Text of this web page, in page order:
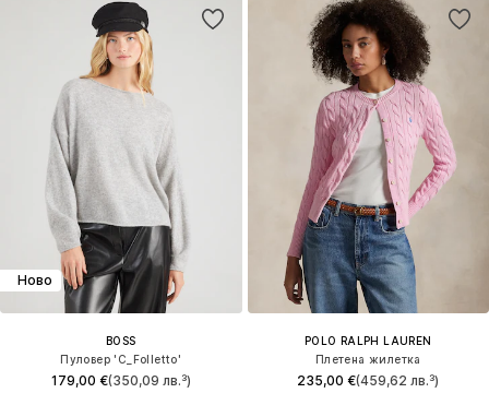
Ново
BOSS
Пуловер 'C_Folletto'
179,00 €(350,09 лв.³)
POLO RALPH LAUREN
Плетена жилетка
235,00 €(459,62 лв.³)